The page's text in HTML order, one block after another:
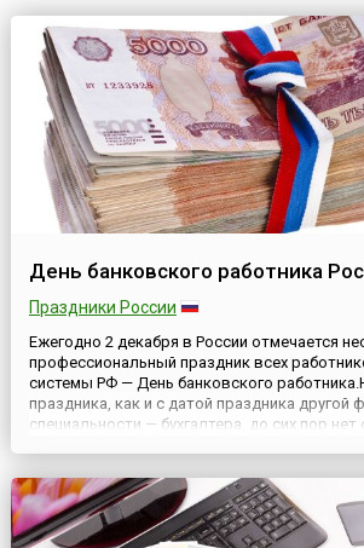
День банковского работника
Праздники России
Ежегодно 2 декабря в России отмечается
профессиональный праздник всех
системы РФ — День банковского
праздника, как и с датой праздника другой
специальности — бухгалтера, до сих пор нет
государ...